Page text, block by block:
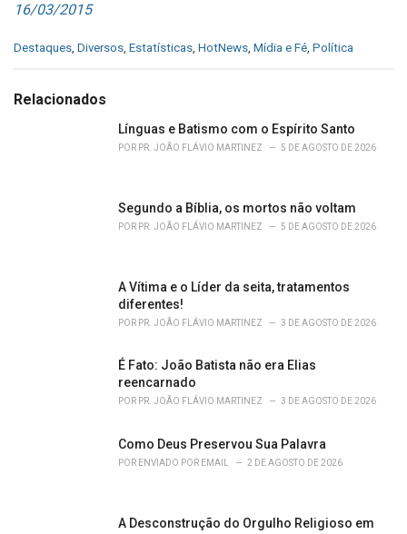
16/03/2015
C
e
Destaques, Diversos, Estatísticas, HotNews, Mídia e Fé, Política
Relacionados
Línguas e Batismo com o Espírito Santo
POR PR. JOÃO FLÁVIO MARTINEZ 5 DE AGOSTO DE 2026
Segundo a Bíblia, os mortos não voltam
POR PR. JOÃO FLÁVIO MARTINEZ 5 DE AGOSTO DE 2026
A Vítima e o Líder da seita, tratamentos
diferentes!
POR PR. JOÃO FLÁVIO MARTINEZ 3 DE AGOSTO DE 2026
É Fato: João Batista não era Elias
reencarnado
POR PR. JOÃO FLÁVIO MARTINEZ 3 DE AGOSTO DE 2026
Como Deus Preservou Sua Palavra
POR ENVIADO POR EMAIL 2 DE AGOSTO DE 2026
A Desconstrução do Orgulho Religioso em